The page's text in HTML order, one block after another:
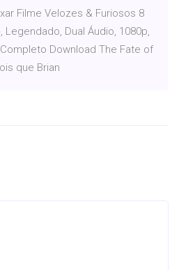
Filme Velozes & Furiosos 8
Legendado, Dual Áudio, 1080p,
Completo Download The Fate of
que Brian